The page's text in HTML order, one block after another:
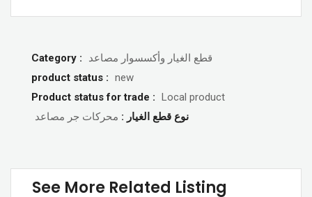
Category :
قطع الغيار وأكسسوار مصاعد
product status : new
Product status for trade :
Local product
نوع قطع الغيار : محركات جر مصاعد
See More Related Listing